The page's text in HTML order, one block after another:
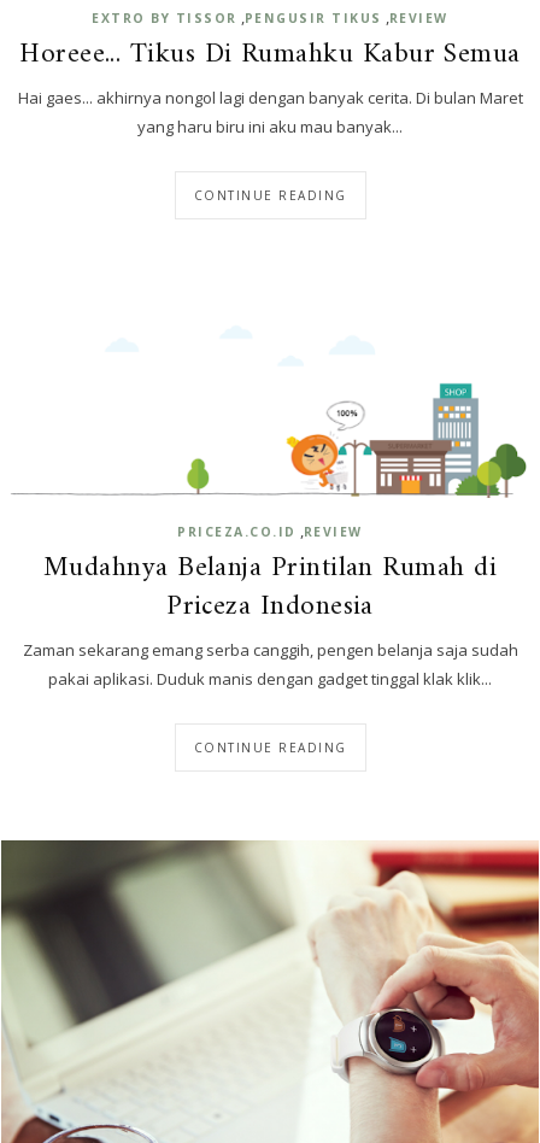
EXTRO BY TISSOR ,PENGUSIR TIKUS ,REVIEW
Horeee... Tikus Di Rumahku Kabur Semua
Hai gaes... akhirnya nongol lagi dengan banyak cerita. Di bulan Maret
yang haru biru ini aku mau banyak...
CONTINUE READING
PRICEZA.CO.ID ,REVIEW
Mudahnya Belanja Printilan Rumah di
Priceza Indonesia
Zaman sekarang emang serba canggih, pengen belanja saja sudah
pakai aplikasi. Duduk manis dengan gadget tinggal klak klik...
CONTINUE READING